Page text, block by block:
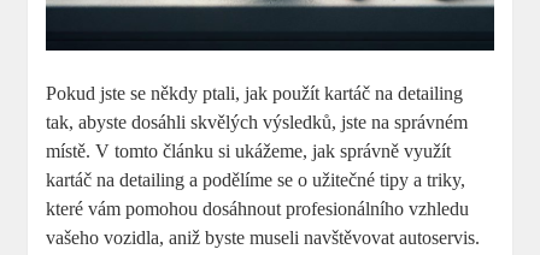
Pokud ⁤jste se někdy ptali, jak použít kartáč na detailing
tak, abyste dosáhli skvělých⁢ výsledků, ‍jste na správném
místě. V tomto článku si ukážeme, jak správně ​využít
kartáč na ⁣detailing ⁢a‍ podělíme se ⁢o užitečné tipy ⁢a ​triky,
které vám pomohou⁢ dosáhnout profesionálního vzhledu
vašeho ​vozidla, aniž byste museli navštěvovat autoservis.